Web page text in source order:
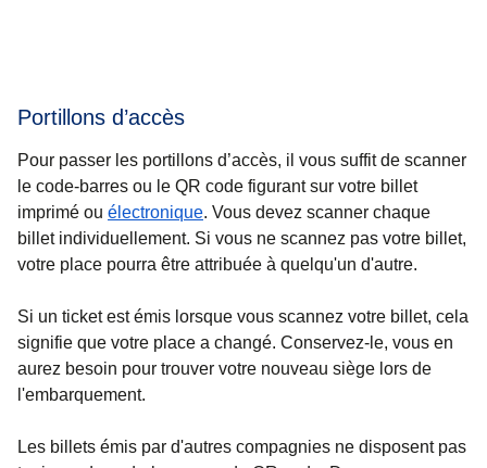
Portillons d’accès
Pour passer les portillons d’accès, il vous suffit de scanner
le code-barres ou le QR code figurant sur votre billet
imprimé ou électronique. Vous devez scanner chaque
billet individuellement. Si vous ne scannez pas votre billet,
votre place pourra être attribuée à quelqu'un d'autre.
Si un ticket est émis lorsque vous scannez votre billet, cela
signifie que votre place a changé. Conservez-le, vous en
aurez besoin pour trouver votre nouveau siège lors de
l'embarquement.
Les billets émis par d'autres compagnies ne disposent pas